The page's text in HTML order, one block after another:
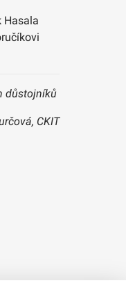
Hasala
důstojníků
CKIT